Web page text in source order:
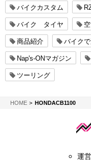
バイクカスタム
バイク タイヤ
商品紹介 バイク
Nap's-ONマガジン
ツーリング
HOMENAPS-ON マガジン
HONDACB1100
運